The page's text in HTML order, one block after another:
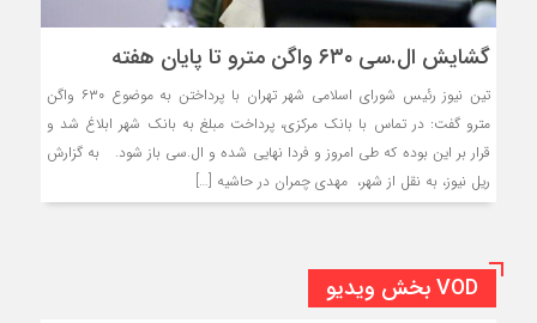
گشایش ال.سی ۶۳۰ واگن مترو تا پایان هفته
تین نیوز رئیس شورای اسلامی شهر تهران با پرداختن به موضوع ۶۳۰ واگن
مترو گفت: در تماس با بانک مرکزی، پرداخت مبلغ به بانک شهر ابلاغ شد و
قرار بر این بوده که طی امروز و فردا نهایی شده و ال.سی باز شود. به گزارش
ریل نیوز، به نقل از شهر، مهدی چمران در حاشیه […]
VOD بخش ویدیو